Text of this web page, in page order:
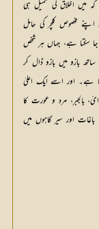
کہ میں اخلاق کی تکمیل ہی
مخصوص کلچر کی حامل
سکتا ہے، جہاں ہر شخص
بازو میں بازو ڈال کر
ہے۔ اور اسے ایک اعلیٰ
بالجبر، مرد و عورت کا
باغات اور سیر گاہوں میں